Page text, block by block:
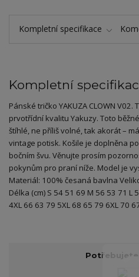
Kompletní specifikace
Kompletní
Pánské tričko YAKUZA CLOWN
prvotřídní kvalitu Yakuzy. Toto
štíhlé, ne příliš volné, tak akorát –
vintage potisk. Košile je doplněna
bočním švu. Věnujte prosím
pokynům pro praní níže. Model je
Materiál: 100% česaná bavlna
Délka (cm) S 54 51 69 M 56 53 71 L
4XL 66 63 79 5XL 68 65 79 6XL 70